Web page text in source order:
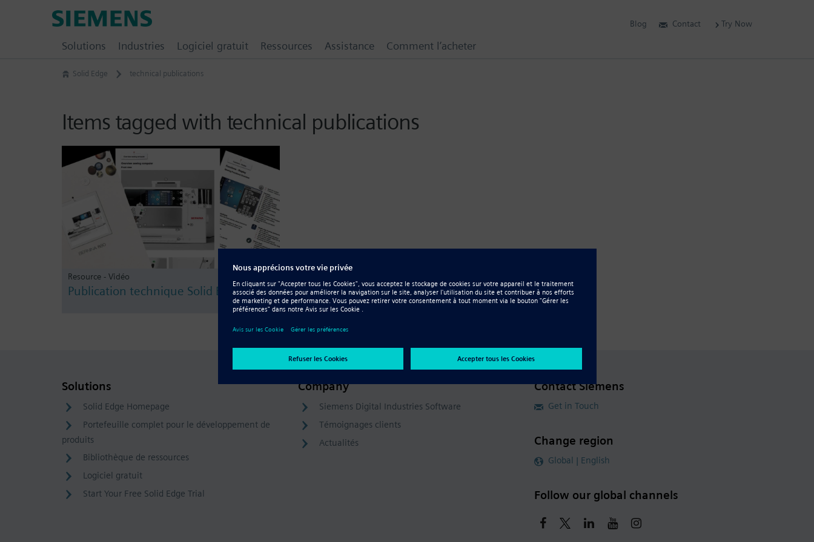
Solid Edge technical publications
Items tagged with technical publications
Resource - Vidéo
Publication technique Solid Edge ST10
Solutions
Solid Edge Homepage
Portefeuille complet pour le développement de
produits
Bibliothèque de ressources
Logiciel gratuit
Start Your Free Solid Edge Trial
Company
Siemens Digital Industries Software
Témoignages clients
Actualités
Contact Siemens
Get in Touch
Change region
Global | English
Follow our global channels
Industries
–
Life
Blog Contact Try Now
Solutions Industries Logiciel gratuit Ressources Assistance Comment l’acheter